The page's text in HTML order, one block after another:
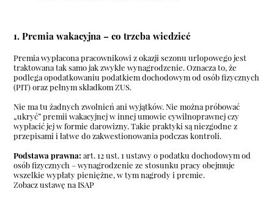
1. Premia wakacyjna – co trzeba wiedzieć
Premia wypłacona pracownikowi z okazji sezonu urlopowego jest
traktowana tak samo jak zwykłe wynagrodzenie. Oznacza to, że
podlega opodatkowaniu podatkiem dochodowym od osób fizycznych
(PIT) oraz pełnym składkom ZUS.
Nie ma tu żadnych zwolnień ani wyjątków. Nie można próbować
„ukryć” premii wakacyjnej w innej umowie cywilnoprawnej czy
wypłacić jej w formie darowizny. Takie praktyki są niezgodne z
przepisami i łatwe do zakwestionowania podczas kontroli.
Podstawa prawna: art. 12 ust. 1 ustawy o podatku dochodowym od
osób fizycznych – wynagrodzenie ze stosunku pracy obejmuje
wszelkie wypłaty pieniężne, w tym nagrody i premie.
Zobacz ustawę na ISAP